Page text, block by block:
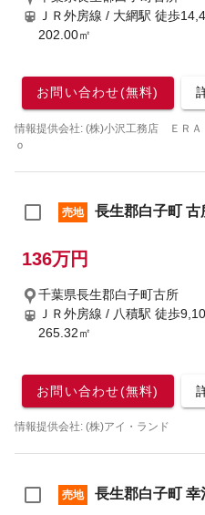
ＪＲ外房線 / 大網駅 徒歩
202.00㎡
お問い合わせ(無料)
情報提供会社: (株)小沢工務店 ＥＲ
ｏ
売地 長生郡白子町 古
136万円
千葉県長生郡白子町古所
ＪＲ外房線 / 八積駅 徒歩
265.32㎡
お問い合わせ(無料)
情報提供会社: (株)アイ・ランド
売地 長生郡白子町 幸